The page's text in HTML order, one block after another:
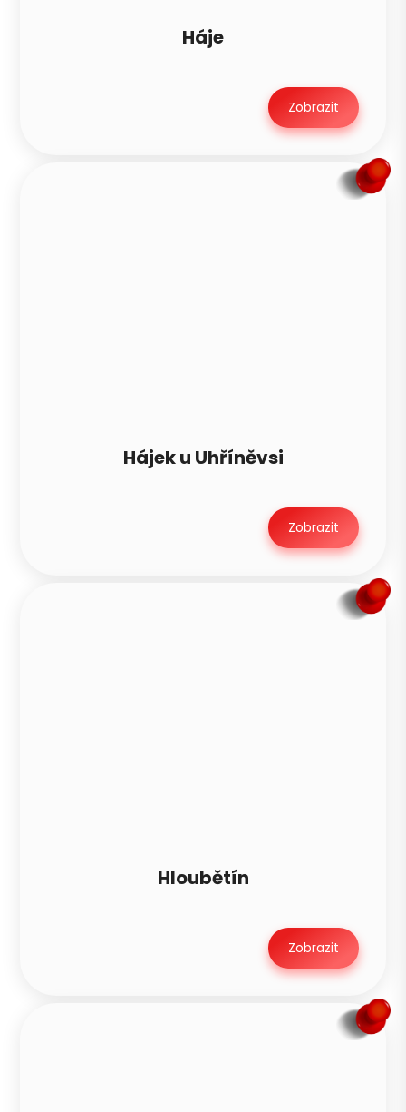
Háje
Zobrazit
Hájek u Uhříněvsi
Zobrazit
Hloubětín
Zobrazit